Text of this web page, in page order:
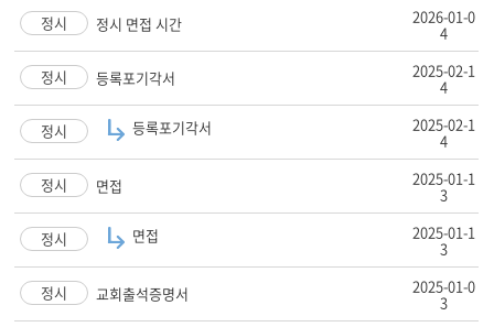
정시 정시 면접 시간 2026-01-0
4
정시 등록포기각서 2025-02-1
4
정시 등록포기각서 2025-02-1
4
정시 면접 2025-01-1
3
정시 면접 2025-01-1
3
정시 교회출석증명서 2025-01-0
3